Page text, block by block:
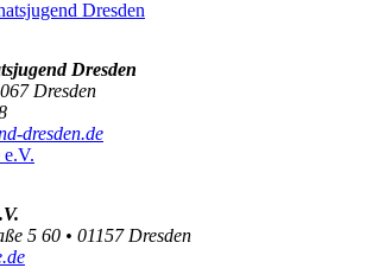
Dresden
Dresden
dresden.de
5 60 • 01157 Dresden